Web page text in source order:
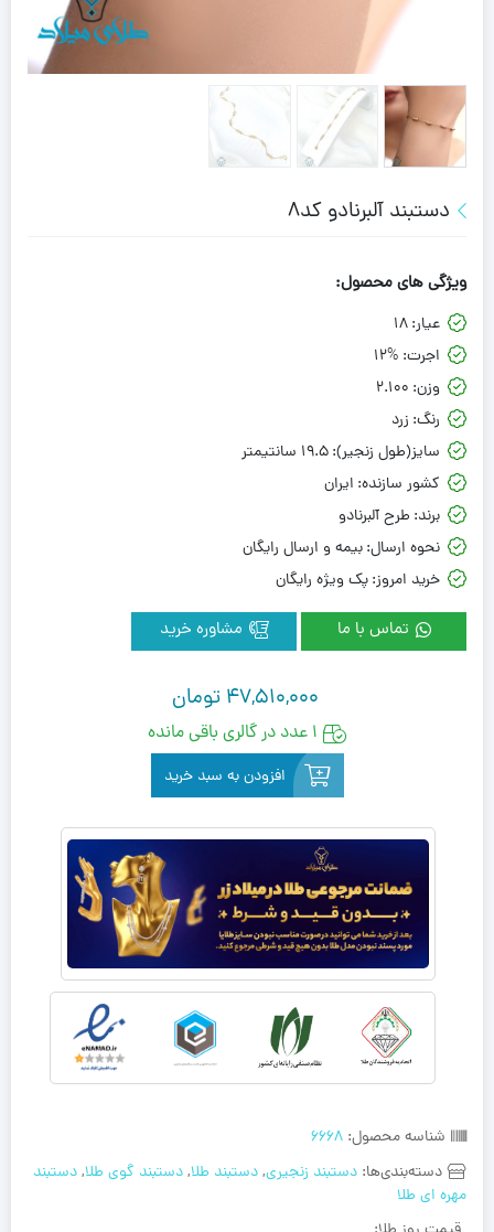
دستبند آلبرنادو کد8
شناسه محصول: 6668
دسته‌بندی‌ها: دستبند زنجیری,دستبند طلا,دستبند گوی طلا,دستبند
مهره‌ ای طلا
ویژگی های محصول:
عیار:18
اجرت: 12%
وزن: 2.100
رنگ: زرد
سایز(طول زنجیر):19.5 سانتیمتر
کشور سازنده: ایران
برند: طرح آلبرنادو
نحوه ارسال:بیمه و ارسال رایگان
خرید امروز:پک ویژه رایگان
تماس با ما
47,510,000 تومان
1 عدد در گالری باقی مانده
افزودن به سبد خرید